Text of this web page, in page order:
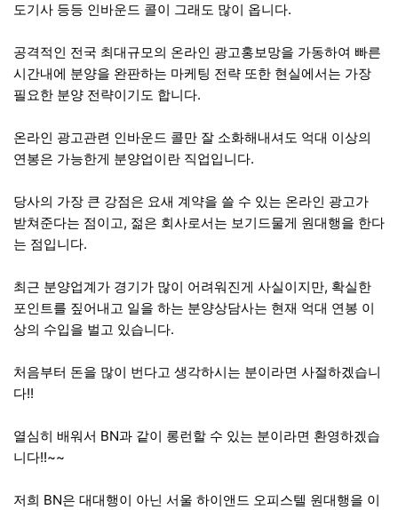
도기사 등등 인바운드 콜이 그래도 많이 옵니다.
공격적인 전국 최대규모의 온라인 광고홍보망을 가동하여 빠른
시간내에 분양을 완판하는 마케팅 전략 또한 현실에서는 가장
필요한 분양 전략이기도 합니다.
온라인 광고관련 인바운드 콜만 잘 소화해내셔도 억대 이상의
연봉은 가능한게 분양업이란 직업입니다.
당사의 가장 큰 강점은 요새 계약을 쓸 수 있는 온라인 광고가
받쳐준다는 점이고, 젊은 회사로서는 보기드물게 원대행을 한다
는 점입니다.
최근 분양업계가 경기가 많이 어려워진게 사실이지만, 확실한
포인트를 짚어내고 일을 하는 분양상담사는 현재 억대 연봉 이
상의 수입을 벌고 있습니다.
처음부터 돈을 많이 번다고 생각하시는 분이라면 사절하겠습니
다!!
열심히 배워서 BN과 같이 롱런할 수 있는 분이라면 환영하겠습
니다!!~~
저희 BN은 대대행이 아닌 서울 하이앤드 오피스텔 원대행을 이